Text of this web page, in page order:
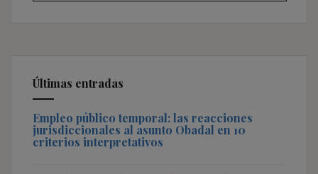
Últimas entradas
Empleo público temporal: las reacciones
jurisdiccionales al asunto Obadal en 10
criterios interpretativos